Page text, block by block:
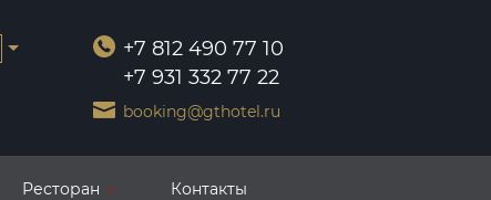
+7 812 490 77 10
+7 931 332 77 22
booking@gthotel.ru
Ресторан Контакты